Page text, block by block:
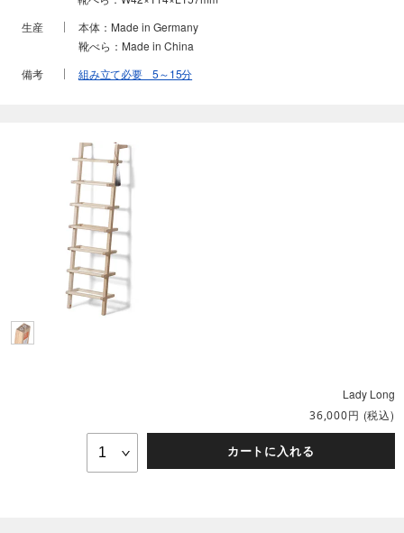
生産
本体：Made in Germany
靴べら：Made in China
備考
組み立て必要 5～15分
Lady Long
36,000円 (税込)
カートに入れる